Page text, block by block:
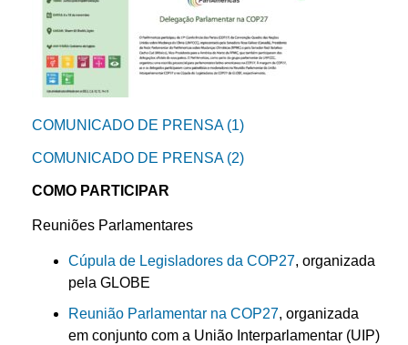
COMUNICADO DE PRENSA (1)
COMUNICADO DE PRENSA (2)
COMO PARTICIPAR
Reuniões Parlamentares
Cúpula de Legisladores da COP27, organizada
pela GLOBE
Reunião Parlamentar na COP27, organizada
em conjunto com a União Interparlamentar (UIP)